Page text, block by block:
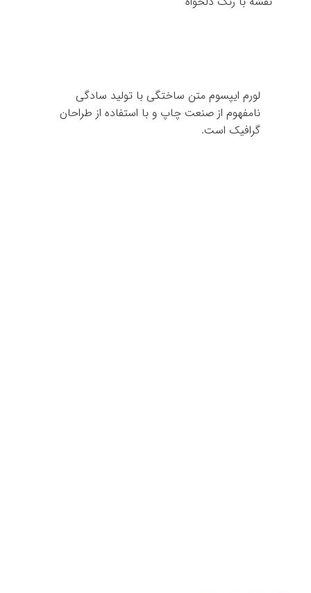
لورم ایپسوم متن ساختگی با تولید سادگی
نامفهوم از صنعت چاپ و با استفاده از طراحان
گرافیک است.